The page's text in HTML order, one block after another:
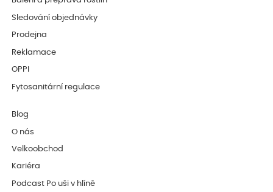
Sledování objednávky
Prodejna
Reklamace
OPPI
Fytosanitární regulace
Blog
O nás
Velkoobchod
Kariéra
Podcast Po uši v hlíně